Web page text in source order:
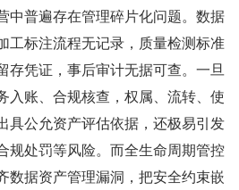
中普遍存在管理碎片化问题。数据
工标注流程无记录，质量检测标准
存凭证，事后审计无据可查。一旦
入账、合规核查，权属、流转、使
具公允资产评估依据，还极易引发
规处罚等风险。而全生命周期管控
数据资产管理漏洞，把安全约束嵌